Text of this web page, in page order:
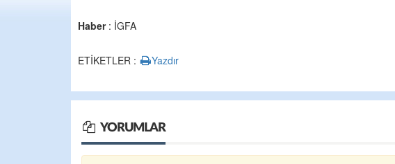
Haber: İGFA
ETİKETLER : Yazdır
YORUMLAR